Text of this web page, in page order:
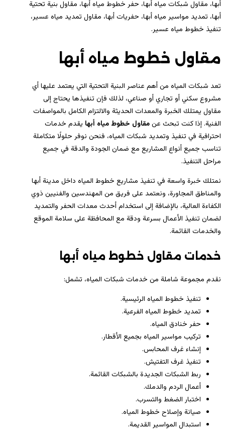
أبها، مقاول شبكات مياه أبها، حفر خطوط مياه أبها، مقاول بنية تحتية
أبها، تمديد مواسير مياه أبها، حفريات أبها، مقاول تمديد مياه عسير،
تنفيذ خطوط مياه عسير.
مقاول خطوط مياه أبها
تعد شبكات المياه من أهم عناصر البنية التحتية التي يعتمد عليها أي
مشروع سكني أو تجاري أو صناعي، لذلك فإن تنفيذها يحتاج إلى
مقاول يمتلك الخبرة والمعدات الحديثة والالتزام الكامل بالمواصفات
الفنية. إذا كنت تبحث عنمقاول خطوط مياه أبها يقدم خدمات
احترافية في تنفيذ وتمديد شبكات المياه، فنحن نوفر حلولًا متكاملة
تناسب جميع أنواع المشاريع مع ضمان الجودة والدقة في جميع
مراحل التنفيذ.
نمتلك خبرة واسعة في تنفيذ مشاريع خطوط المياه داخل مدينة أبها
والمناطق المجاورة، ونعتمد على فريق من المهندسين والفنيين ذوي
الكفاءة العالية، بالإضافة إلى استخدام أحدث معدات الحفر والتمديد
لضمان تنفيذ الأعمال بسرعة ودقة مع المحافظة على سلامة الموقع
والخدمات القائمة.
خدمات مقاول خطوط مياه أبها
نقدم مجموعة شاملة من خدمات شبكات المياه، تشمل:
تنفيذ خطوط المياه الرئيسية.
تمديد خطوط المياه الفرعية.
حفر خنادق المياه.
تركيب مواسير المياه بجميع الأقطار.
إنشاء غرف المحابس.
تنفيذ غرف التفتيش.
ربط الشبكات الجديدة بالشبكات القائمة.
أعمال الردم والدمك.
اختبار الضغط والتسرب.
صيانة وإصلاح خطوط المياه.
استبدال المواسير القديمة.